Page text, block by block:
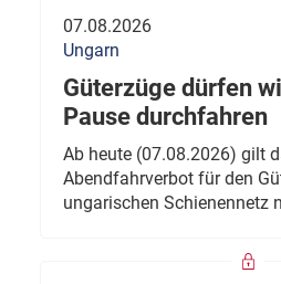
07.08.2026
Ungarn
Güterzüge dürfen
Pause durchfahren
Ab heute (07.08.2026) gilt
Abendfahrverbot für den
ungarischen Schienennetz